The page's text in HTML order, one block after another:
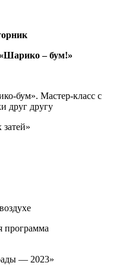
– бум!»
бум». Мастер-класс с
друг другу
программа
— 2023»